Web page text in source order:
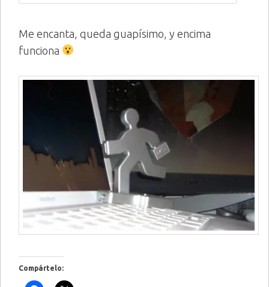
Me encanta, queda guapísimo, y encima
funciona
Compártelo: